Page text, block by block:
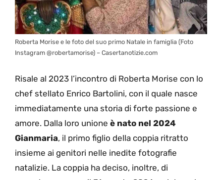
Roberta Morise e le foto del suo primo Natale in famiglia (Foto
Instagram @robertamorise) – Casertanotizie.com
Risale al 2023 l’incontro di Roberta Morise con lo
chef stellato Enrico Bartolini, con il quale nasce
immediatamente una storia di forte passione e
amore. Dalla loro unione è nato nel 2024
Gianmaria, il primo figlio della coppia ritratto
insieme ai genitori nelle inedite fotografie
natalizie. La coppia ha deciso, inoltre, di